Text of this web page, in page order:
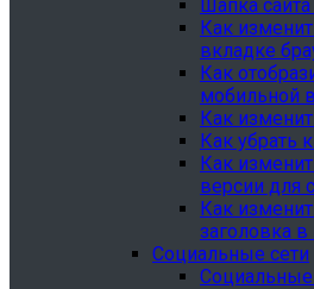
Шапка
Как
вкладке
Как
мобильной
Как
Как убрать
Как
версии для
Как
заголовка
Социальные сети
Социальные